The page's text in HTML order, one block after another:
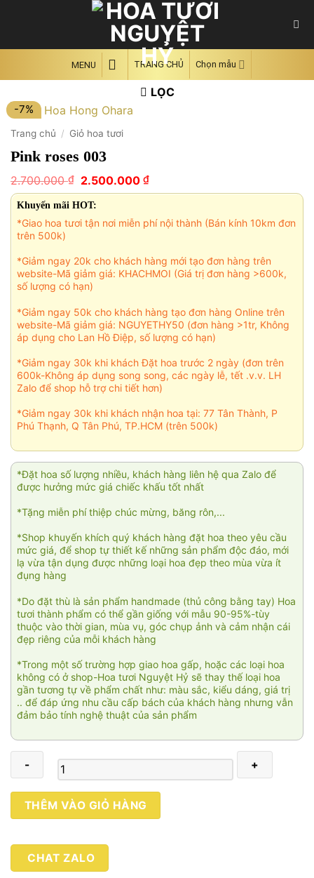
MENU TRANG CHỦ Chọn mẫu
LỌC
-7%
Trang chủ / Giỏ hoa tươi
Pink roses 003
2.700.000₫ Giá
gốc
là:
2.700.000 ₫.
2.500.000 ₫Giá
hiện
2.500.000 ₫.
Khuyến mãi HOT:
*Giao hoa tươi tận nơi miễn phí nội thành (Bán kính 10km đơn
trên 500k)
*Giảm ngay 20k cho khách hàng mới tạo đơn hàng trên
website-Mã giảm giá: KHACHMOI (Giá trị đơn hàng >600k,
số lượng có hạn)
*Giảm ngay 50k cho khách hàng tạo đơn hàng Online trên
website-Mã giảm giá: NGUYETHY50 (đơn hàng >1tr, Không
áp dụng cho Lan Hồ Điệp, số lượng có hạn)
*Giảm ngay 30k khi khách Đặt hoa trước 2 ngày (đơn trên
600k-Không áp dụng song song, các ngày lễ, tết .v.v. LH
Zalo để shop hỗ trợ chi tiết hơn)
*Giảm ngay 30k khi khách nhận hoa tại: 77 Tân Thành, P
Phú Thạnh, Q Tân Phú, TP.HCM (trên 500k)
*Đặt hoa số lượng nhiều, khách hàng liên hệ qua Zalo để
được hưởng mức giá chiếc khấu tốt nhất
*Tặng miễn phí thiệp chúc mừng, băng rôn,...
*Shop khuyến khích quý khách hàng đặt hoa theo yêu cầu
mức giá, để shop tự thiết kế những sản phẩm độc đáo, mới
lạ vừa tận dụng được những loại hoa đẹp theo mùa vừa ít
đụng hàng
*Do đặt thù là sản phẩm handmade (thủ công bằng tay) Hoa
tươi thành phẩm có thể gần giống với mẫu 90-95%-tùy
thuộc vào thời gian, mùa vụ, góc chụp ảnh và cảm nhận cái
đẹp riêng của mỗi khách hàng
*Trong một số trường hợp giao hoa gấp, hoặc các loại hoa
không có ở shop-Hoa tươi Nguyệt Hỷ sẽ thay thế loại hoa
gần tương tự về phẩm chất như: màu sắc, kiểu dáng, giá trị
.. để đáp ứng nhu cầu cấp bách của khách hàng nhưng vẫn
đảm bảo tính nghệ thuật của sản phẩm
Pink
roses
số
lượng
THÊM VÀO GIỎ HÀNG
CHAT ZALO